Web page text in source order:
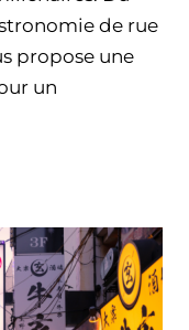
de rue
propose une
un